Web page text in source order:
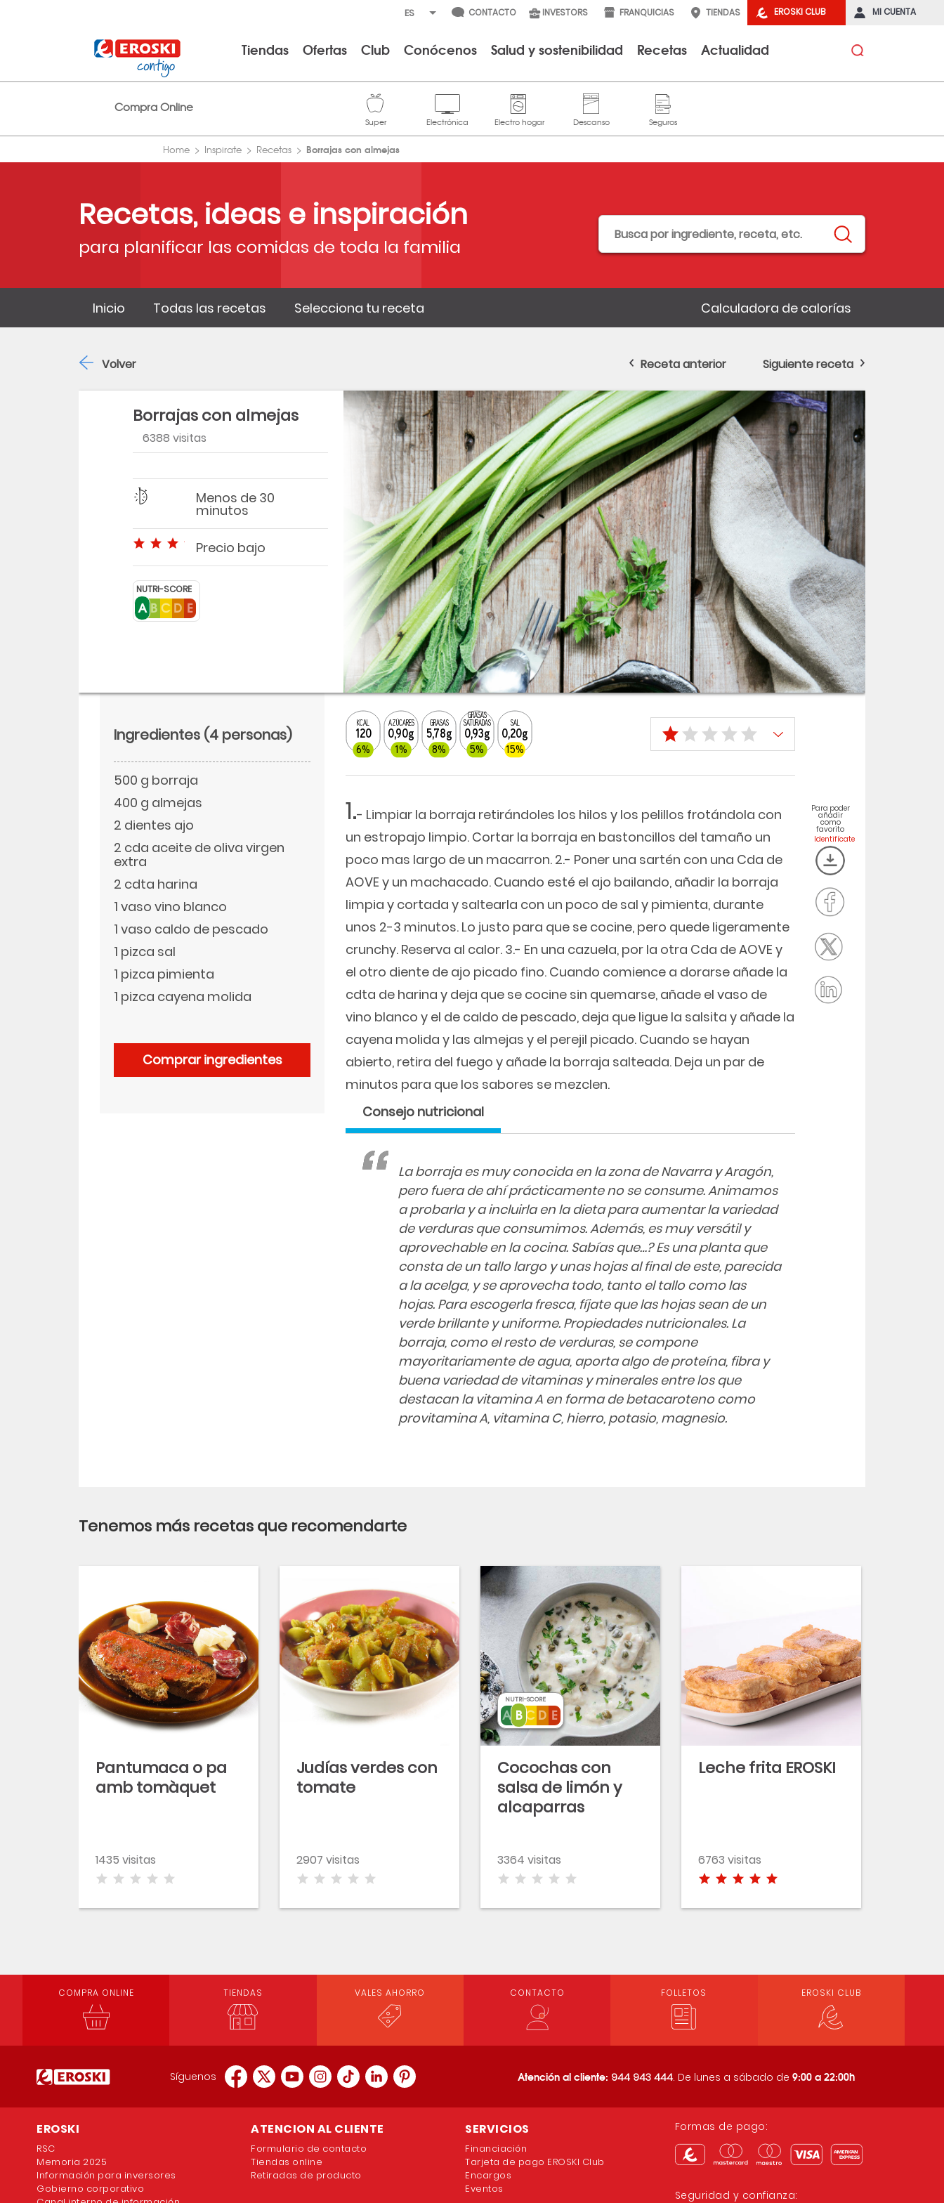
EROSKI CLUB MI CUENTA
CONTACTO INVESTORS FRANQUICIAS TIENDAS
Tiendas Ofertas Club Conócenos Salud y sostenibilidad Recetas Actualidad
Compra Online
Home Inspirate Recetas Borrajas con almejas
Recetas, ideas e inspiración
para planificar las comidas de toda la familia
Inicio Todas las recetas Selecciona tu receta Calculadora de calorías
Borrajas con almejas
6388 visitas
Dificultad
Tiempo Menos de 30
minutos
Precio bajo Precio bajo
NUTRI-SCORE
KCAL
120
6%
AZÚCARES
0,90g
1%
GRASAS
5,78g
8%
GRASAS
SATURADAS
0,93g
5%
SAL
0,20g
15%
1.- Limpiar la borraja retirándoles los hilos y los pelillos frotándola con
un estropajo limpio. Cortar la borraja en bastoncillos del tamaño un
poco mas largo de un macarron. 2.- Poner una sartén con una Cda de
AOVE y un machacado. Cuando esté el ajo bailando, añadir la borraja
limpia y cortada y saltearla con un poco de sal y pimienta, durante
unos 2-3 minutos. Lo justo para que se cocine, pero quede ligeramente
crunchy. Reserva al calor. 3.- En una cazuela, por la otra Cda de AOVE y
el otro diente de ajo picado fino. Cuando comience a dorarse añade la
cdta de harina y deja que se cocine sin quemarse, añade el vaso de
vino blanco y el de caldo de pescado, deja que ligue la salsita y añade la
cayena molida y las almejas y el perejil picado. Cuando se hayan
abierto, retira del fuego y añade la borraja salteada. Deja un par de
minutos para que los sabores se mezclen.
Consejo nutricional
La borraja es muy conocida en la zona de Navarra y Aragón,
pero fuera de ahí prácticamente no se consume. Animamos
a probarla y a incluirla en la dieta para aumentar la variedad
de verduras que consumimos. Además, es muy versátil y
aprovechable en la cocina. Sabías que…? Es una planta que
consta de un tallo largo y unas hojas al final de este, parecida
a la acelga, y se aprovecha todo, tanto el tallo como las
hojas. Para escogerla fresca, fíjate que las hojas sean de un
verde brillante y uniforme. Propiedades nutricionales. La
borraja, como el resto de verduras, se compone
mayoritariamente de agua, aporta algo de proteína, fibra y
buena variedad de vitaminas y minerales entre los que
destacan la vitamina A en forma de betacaroteno como
provitamina A, vitamina C, hierro, potasio, magnesio.
Para poder
añadir
como
favorito
Ingredientes (4 personas)
500 g borraja
400 g almejas
2 dientes ajo
2 cda aceite de oliva virgen
extra
2 cdta harina
1 vaso vino blanco
1 vaso caldo de pescado
1 pizca sal
1 pizca pimienta
1 pizca cayena molida
Comprar ingredientes
Volver Receta anterior Siguiente receta
Tenemos más recetas que recomendarte
Pantumaca o pa
amb tomàquet
1435 visitas
Judías verdes con
tomate
2907 visitas
Cocochas con
salsa de limón y
alcaparras
3364 visitas
NUTRI-SCORE
Leche frita EROSKI
6763 visitas
COMPRA ONLINE TIENDAS VALES AHORRO CONTACTO FOLLETOS EROSKI CLUB
Síguenos Atención al cliente: 944 943 444. De lunes a sábado de 9:00 a 22:00h
EROSKI
RSC
Memoria 2025
Información para inversores
Gobierno corporativo
ATENCION AL CLIENTE
Formulario de contacto
Tiendas online
Retiradas de producto
SERVICIOS
Financiación
Tarjeta de pago EROSKI Club
Encargos
Eventos
Formas de pago:
Seguridad y confianza: